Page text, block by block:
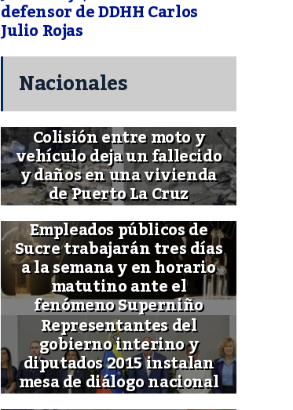
defensor de DDHH Carlos
Julio Rojas
Nacionales
Colisión entre moto y
vehículo deja un fallecido
y daños en una vivienda
de Puerto La Cruz
Empleados públicos de
Sucre trabajarán tres días
a la semana y en horario
matutino ante el
fenómeno Superniño
Representantes del
gobierno interino y
diputados 2015 instalan
mesa de diálogo nacional